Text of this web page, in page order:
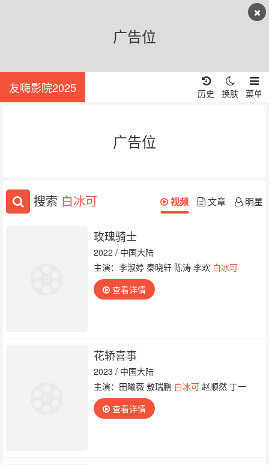
广告位
友嗨影院2025 菜单
换肤
历史
广告位
搜索 白冰可 视频 文章 明星
玫瑰骑士
2022 / 中国大陆
主演：李淑婷 秦晓轩 陈涛 李欢 白冰可
查看详情
花轿喜事
2023 / 中国大陆
主演：田曦薇 敖瑞鹏 白冰可赵顺然 丁一
查看详情